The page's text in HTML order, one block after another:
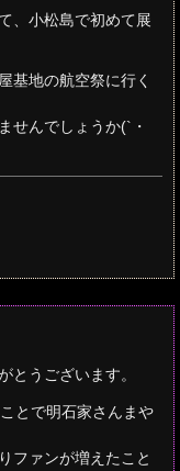
、小松島で初めて展
基地の航空祭に行く
せんでしょうか(`・
とうございます。
とで明石家さんまや
ファンが増えたこと